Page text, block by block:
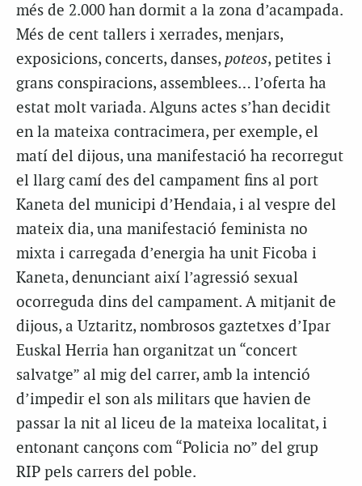
més de 2.000 han dormit a la zona d’acampada.
Més de cent tallers i xerrades, menjars,
exposicions, concerts, danses, poteos, petites i
grans conspiracions, assemblees… l’oferta ha
estat molt variada. Alguns actes s’han decidit
en la mateixa contracimera, per exemple, el
matí del dijous, una manifestació ha recorregut
el llarg camí des del campament fins al port
Kaneta del municipi d’Hendaia, i al vespre del
mateix dia, una manifestació feminista no
mixta i carregada d’energia ha unit Ficoba i
Kaneta, denunciant així l’agressió sexual
ocorreguda dins del campament. A mitjanit de
dijous, a Uztaritz, nombrosos gaztetxes d’Ipar
Euskal Herria han organitzat un “concert
salvatge” al mig del carrer, amb la intenció
d’impedir el son als militars que havien de
passar la nit al liceu de la mateixa localitat, i
entonant cançons com “Policia no” del grup
RIP pels carrers del poble.